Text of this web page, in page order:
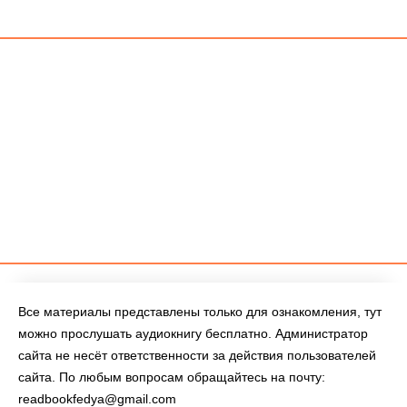
Все материалы представлены только для ознакомления, тут
можно прослушать аудиокнигу бесплатно. Администратор
сайта не несёт ответственности за действия пользователей
сайта. По любым вопросам обращайтесь на почту:
readbookfedya@gmail.com